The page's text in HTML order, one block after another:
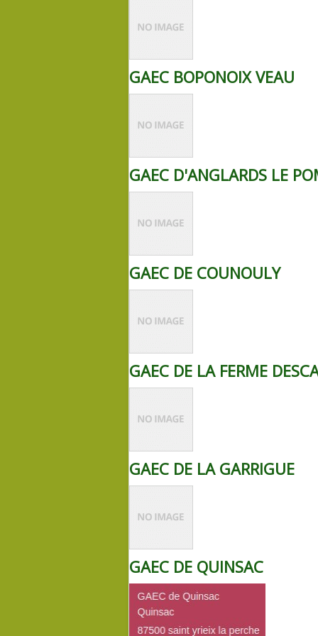
GAEC BOPONOIX VEAU
GAEC D'ANGLARDS LE
GAEC DE COUNOULY
GAEC DE LA FERME
GAEC DE LA GARRIGUE
GAEC DE QUINSAC